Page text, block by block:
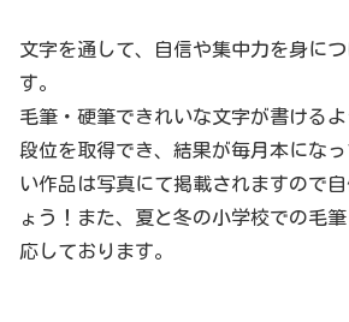
文字を通して、自信や集中力を身に
す。
毛筆・硬筆できれいな文字が書ける
段位を取得でき、結果が毎月本にな
い作品は写真にて掲載されますので
ょう！また、夏と冬の小学校での毛
応しております。